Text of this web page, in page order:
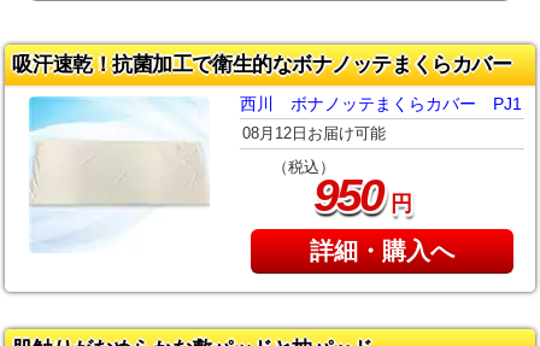
吸汗速乾！抗菌加工で衛生的なボナノッテまくらカバー
西川 ボナノッテまくらカバー PJ1
08月12日お届け可能
（税込）
950円
詳細・購入へ